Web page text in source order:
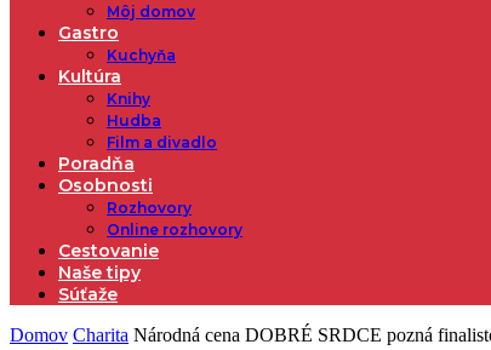
Môj domov
Gastro
Kuchyňa
Kultúra
Knihy
Hudba
Film a divadlo
Poradňa
Osobnosti
Rozhovory
Online rozhovory
Cestovanie
Naše tipy
Súťaže
Domov Charita Národná cena DOBRÉ SRDCE pozná